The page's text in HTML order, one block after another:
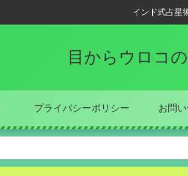
インド式占星
目からウロコ
プライバシーポリシー お問